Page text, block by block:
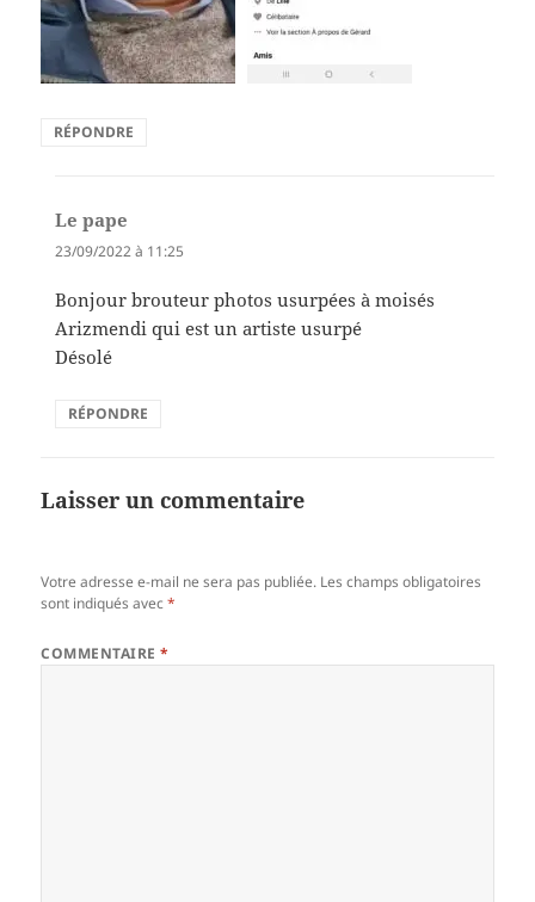
RÉPONDRE
Le pape
23/09/2022 à 11:25
Bonjour brouteur photos usurpées à moisés
Arizmendi qui est un artiste usurpé
Désolé
RÉPONDRE
Laisser un commentaire
Votre adresse e-mail ne sera pas publiée. Les champs obligatoires
sont indiqués avec*
COMMENTAIRE*